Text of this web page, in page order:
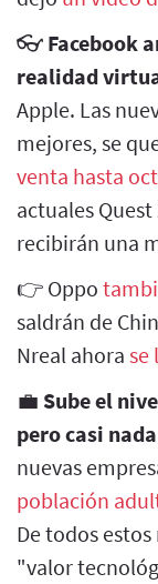
👓 Facebook
realidad
Apple. Las
mejores, se
venta hasta
actuales Quest
recibirán una
👉 Oppo
saldrán de
Nreal ahora se
💼 Sube el
pero casi
nuevas
población
De todos
"valor